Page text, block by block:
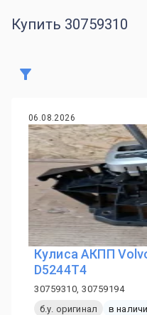
Купить 30759310
06.08.2026
Кулиса АКПП
D5244T4
30759310, 30759194
б.у. оригинал
в